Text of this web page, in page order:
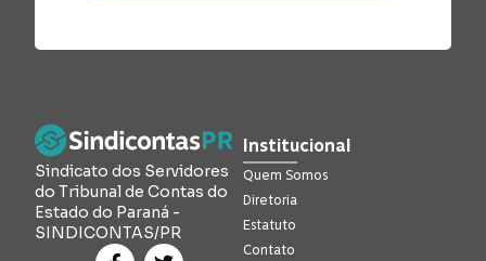
Sindicato dos Servidores
do Tribunal de Contas do
Estado do Paraná -
SINDICONTAS/PR
Institucional
Quem Somos
Diretoria
Estatuto
Contato